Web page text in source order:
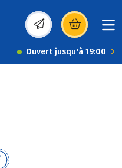
(s’ouvre dans une
Ouvert jusqu'à 19:00